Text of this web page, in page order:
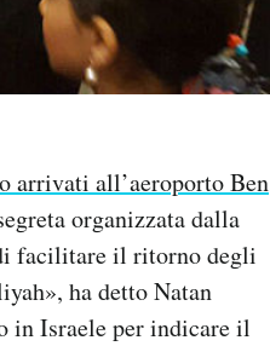
arrivati all’aeroporto Ben
organizzata dalla
facilitare il ritorno degli
ha detto Natan
in Israele per indicare il